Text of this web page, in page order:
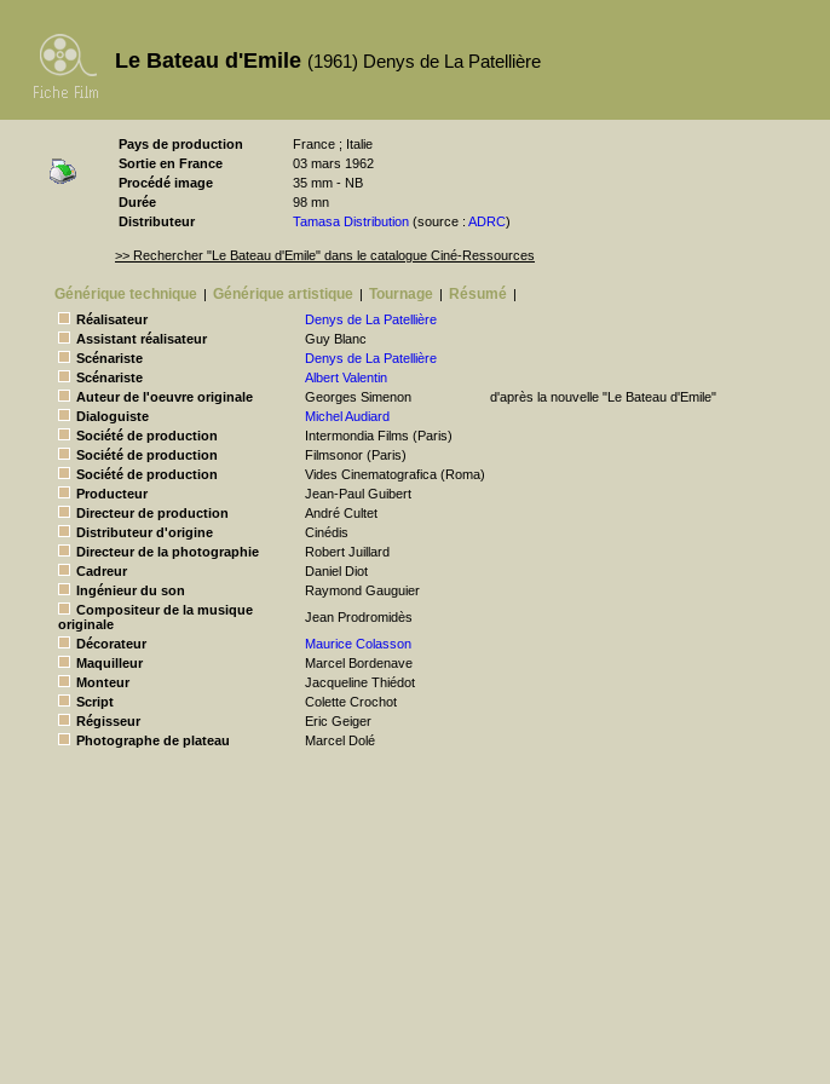
Le Bateau d'Emile (1961) Denys de La Patellière
Pays de production
France ; Italie
Sortie en France
03 mars 1962
Procédé image
35 mm - NB
Durée
98 mn
Distributeur
Tamasa Distribution (source : ADRC)
>> Rechercher "Le Bateau d'Emile" dans le catalogue Ciné-Ressources
Générique technique | Générique artistique | Tournage | Résumé |
Réalisateur
Denys de La Patellière
Assistant réalisateur
Guy Blanc
Scénariste
Denys de La Patellière
Scénariste
Albert Valentin
Auteur de l'oeuvre originale
Georges Simenon
d'après la nouvelle "Le Bateau d'Emile"
Dialoguiste
Michel Audiard
Société de production
Intermondia Films (Paris)
Société de production
Filmsonor (Paris)
Société de production
Vides Cinematografica (Roma)
Producteur
Jean-Paul Guibert
Directeur de production
André Cultet
Distributeur d'origine
Cinédis
Directeur de la photographie
Robert Juillard
Cadreur
Daniel Diot
Ingénieur du son
Raymond Gauguier
Compositeur de la musique
originale
Jean Prodromidès
Décorateur
Maurice Colasson
Maquilleur
Marcel Bordenave
Monteur
Jacqueline Thiédot
Script
Colette Crochot
Régisseur
Eric Geiger
Photographe de plateau
Marcel Dolé